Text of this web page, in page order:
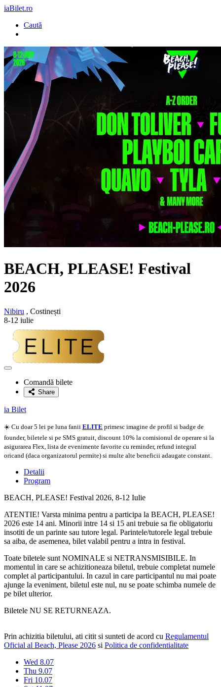
iaBilet.ro
Caută
BEACH, PLEASE! Festival
2026
Nibiru , Costinești
8-12 iulie
Adaugă
favoriteComandă bilete
Share
ia Bilet
☀️ Cu doar 5 lei pe luna fanii ELITE primesc imagine de profil si badge de
founder, biletele si pe SMS gratuit, discount 10% la comisionul de operare si la
asigurarea Flex, lista de evenimente favorite cu reminder, refund integral
oricand (daca organizatorul permite) si multe alte beneficii adaugate constant.
Detalii
Program
BEACH, PLEASE! Festival 2026, 8-12 Iulie
ATENTIE! Varsta minima pentru a participa la BEACH, PLEASE!
2026 este 14 ani. Minorii intre 14 si 15 ani trebuie sa fie obligatoriu
insotiti de un parinte sau tutore legal. Parintele/tutorele legal trebuie
sa aiba, de asemenea, bilet valabil pentru a intra in festival.
Toate biletele sunt NOMINALE si NETRANSMISIBILE. In
momentul in care se achizitioneaza biletul, trebuie completat numele
complet al participantului. In cazul in care participantul nu mai poate
ajunge la eveniment, biletul este nul, nu se poate schimba numele de
pe bilet ulterior.
Biletele NU SE RETURNEAZA.
Prin achizitia biletului, ati citit si sunteti de acord cu Regulamentul
Oficial al Beach, Please 2026 si Politica de confidentialitate
Wed 8.07
Thu 9.07
Fri 10.07